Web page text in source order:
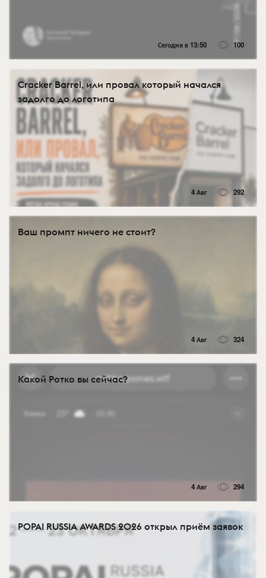
Сегодня в 13:50 100
Cracker Barrel, или провал который начался
задолго до логотипа
4 Авг 292
Ваш промпт ничего не стоит?
4 Авг 324
Какой Ротко вы сейчас?
4 Авг 294
POPAI RUSSIA AWARDS 2026 открыл приём заявок